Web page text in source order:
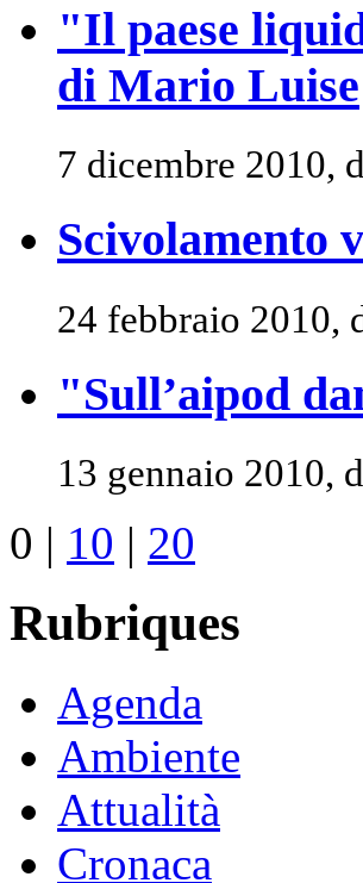
"Il paese
di Mario Luise
7 dicembre 2010,
Scivolamento
24 febbraio 2010,
"Sull’aipod
13 gennaio 2010,
0 | 10 | 20
Rubriques
Agenda
Ambiente
Attualità
Cronaca